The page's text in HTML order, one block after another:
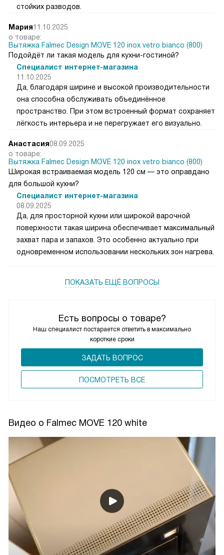
Есть вопросы о товаре?
Наш специалист постарается ответить в максимально
короткие сроки
ЗАДАТЬ ВОПРОС
ПОCМОТРЕТЬ ВСЕ
стойких разводов.
Мария11.10.2025
о товаре:
Вытяжка Falmec Design MOVE 120 inox vetro bianco (800)
Подойдёт ли такая модель для кухни-гостиной?
Специалист интернет-магазина
11.10.2025
Да, благодаря ширине и высокой производительности
она способна обслуживать объединённое
пространство. При этом встроенный формат сохраняет
лёгкость интерьера и не перегружает его визуально.
Анастасия08.09.2025
о товаре:
Вытяжка Falmec Design MOVE 120 inox vetro bianco (800)
Широкая встраиваемая модель 120 см — это оправдано
для большой кухни?
Специалист интернет-магазина
08.09.2025
Да, для просторной кухни или широкой варочной
поверхности такая ширина обеспечивает максимальный
захват пара и запахов. Это особенно актуально при
одновременном использовании нескольких зон нагрева.
ПОКАЗАТЬ ЕЩЁ ВОПРОСЫ
Видео о Falmec MOVE 120 white